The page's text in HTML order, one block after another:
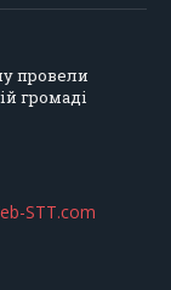
провели
громаді
STT.com